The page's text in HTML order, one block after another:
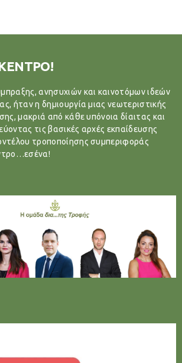
ανησυχιών και καινοτόμων ιδεών
ήταν η δημιουργία μιας νεωτεριστικής
μακριά από κάθε υπόνοια δίαιτας και
τις βασικές αρχές εκπαίδευσης
τροποποίησης συμπεριφοράς